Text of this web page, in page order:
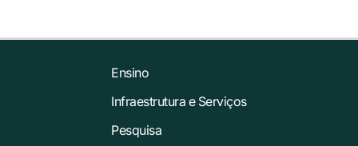
Ensino
Infraestrutura e Serviços
Pesquisa